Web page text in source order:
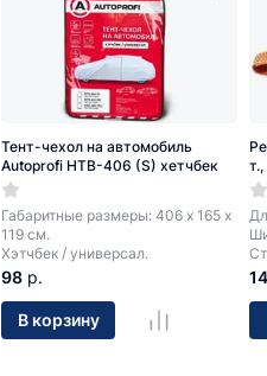
Тент-чехол на автомобиль
Autoprofi HTB-406 (S) хетчбек
Габаритные размеры: 406 х 165 х
119 см.
Хэтчбек / универсал.
98 р.
В корзину
14